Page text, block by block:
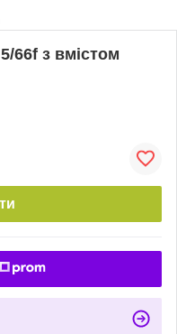
66f з вмiстом